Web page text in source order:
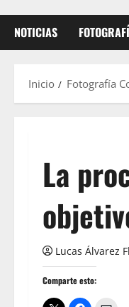
NOTICIAS
Inicio Fotografía
La
Lucas Álvarez
Comparte esto: